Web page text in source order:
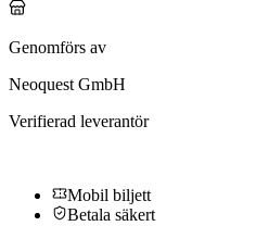
Genomförs av
Neoquest GmbH
Verifierad leverantör
Mobil biljett
Betala säkert